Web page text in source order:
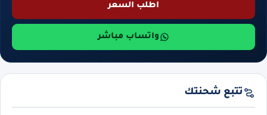
اطلب السعر
واتساب مباشر
تتبع شحنتك